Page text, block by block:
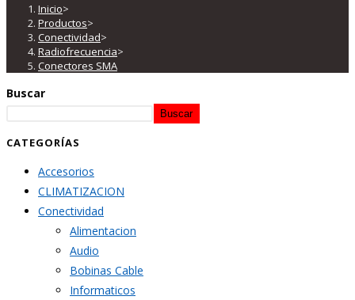
Inicio>
Productos>
Conectividad>
Radiofrecuencia>
Conectores SMA
Buscar
Buscar
CATEGORÍAS
Accesorios
CLIMATIZACION
Conectividad
Alimentacion
Audio
Bobinas Cable
Informaticos